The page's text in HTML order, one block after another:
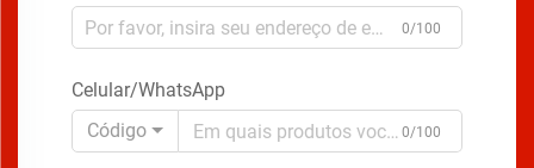
0/100
Celular/WhatsApp
Código
0/100